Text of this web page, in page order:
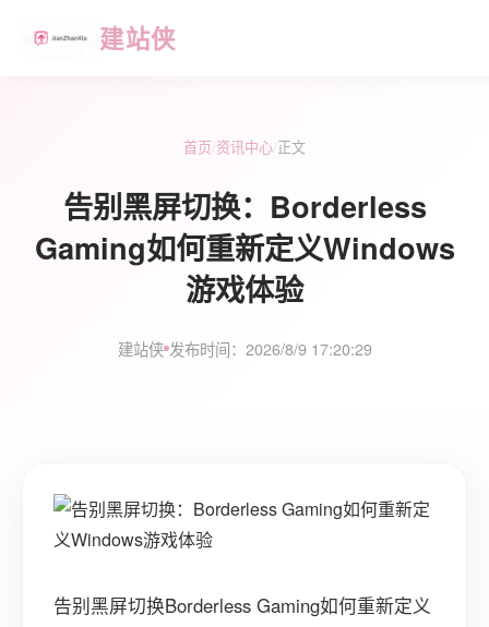
建站侠
首页/资讯中心/正文
告别黑屏切换：Borderless
Gaming如何重新定义Windows
游戏体验
建站侠 发布时间：2026/8/9 17:20:29
告别黑屏切换Borderless Gaming如何重新定义